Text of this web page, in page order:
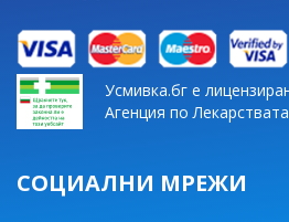
Усмивка.бг е
Агенция по
СОЦИАЛНИ МРЕЖИ